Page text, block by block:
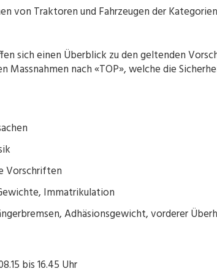
von Traktoren und Fahrzeugen der Kategorien
sich einen Überblick zu den geltenden
Massnahmen nach «TOP», welche die
Vorschriften
Immatrikulation
Adhäsionsgewicht, vorderer
bis 16.45 Uhr